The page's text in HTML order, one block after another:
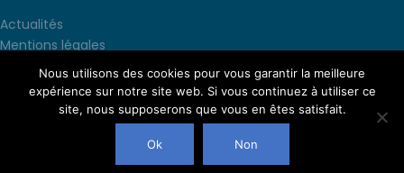
Actualités
Mentions légales
Conditions générales d’utilisation
Conditions générales de vente
Nous utilisons des cookies pour vous garantir la meilleure
expérience sur notre site web. Si vous continuez à utiliser ce
site, nous supposerons que vous en êtes satisfait.
Ok Non